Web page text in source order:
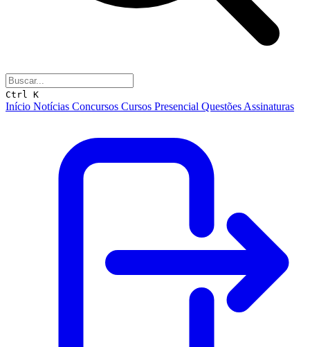
Ctrl K
Início Notícias Concursos Cursos Presencial Questões Assinaturas